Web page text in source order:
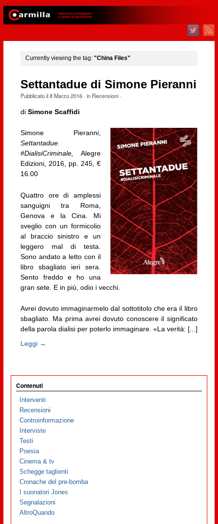
Currently viewing the tag: "China Files"
Settantadue di Simone Pieranni
Pubblicato il8 Marzo 2016· in Recensioni·
di Simone Scaffidi
Simone Pieranni,
Settantadue.
#DialisiCriminale,Alegre
Edizioni, 2016, pp. 245, €
16.00
Quattro ore di amplessi
sanguigni tra Roma,
Genova e la Cina. Mi
sveglio con un formicolio
al braccio sinistro e un
leggero mal di testa.
Sono andato a letto con il
libro sbagliato ieri sera.
Sento freddo e ho una
gran sete. E in più, odio i vecchi.
Avrei dovuto immaginarmelo dal sottotitolo che era il libro
sbagliato. Ma prima avrei dovuto conoscere il significato
della parola dialisi per poterlo immaginare. «La verità: [...]
Leggi →
Contenuti
Interventi
Recensioni
Controinformazione
Interviste
Testi
Poesia
Cinema & tv
Schegge taglienti
Cronache del pre-bomba
I suonatori Jones
Segnalazioni
AltroQuando